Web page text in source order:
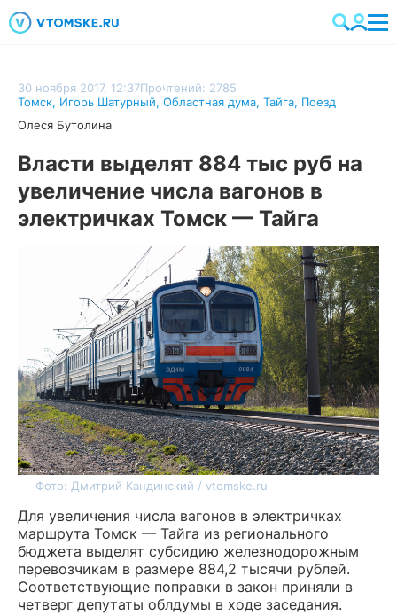
30 ноября 2017, 12:37Прочтений: 2785
Томск, Игорь Шатурный, Областная дума, Тайга, Поезд
Олеся Бутолина
Власти выделят 884 тыс руб на
увеличение числа вагонов в
электричках Томск — Тайга
Фото: Дмитрий Кандинский / vtomske.ru
Для увеличения числа вагонов в электричках
маршрута Томск — Тайга из регионального
бюджета выделят субсидию железнодорожным
перевозчикам в размере 884,2 тысячи рублей.
Соответствующие поправки в закон приняли в
четверг депутаты облдумы в ходе заседания.